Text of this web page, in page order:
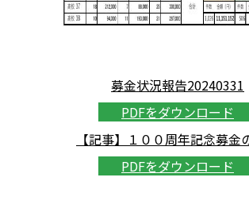
募金状況報告20240331
PDFをダウンロード
【記事】１００周年記念募金
PDFをダウンロード